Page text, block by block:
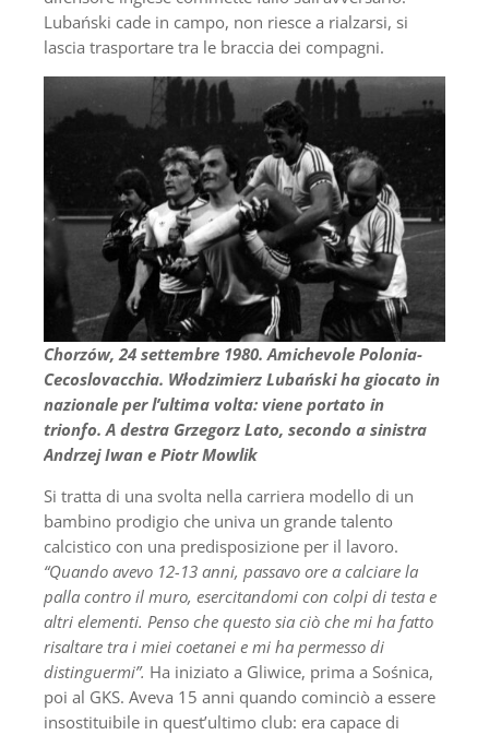
Lubański cade in campo, non riesce a rialzarsi, si
lascia trasportare tra le braccia dei compagni.
Chorzów, 24 settembre 1980. Amichevole Polonia-
Cecoslovacchia. Włodzimierz Lubański ha giocato in
nazionale per l’ultima volta: viene portato in
trionfo. A destra Grzegorz Lato, secondo a sinistra
Andrzej Iwan e Piotr Mowlik
Si tratta di una svolta nella carriera modello di un
bambino prodigio che univa un grande talento
calcistico con una predisposizione per il lavoro.
“Quando avevo 12-13 anni, passavo ore a calciare la
palla contro il muro, esercitandomi con colpi di testa e
altri elementi. Penso che questo sia ciò che mi ha fatto
risaltare tra i miei coetanei e mi ha permesso di
distinguermi”. Ha iniziato a Gliwice, prima a Sośnica,
poi al GKS. Aveva 15 anni quando cominciò a essere
insostituibile in quest’ultimo club: era capace di